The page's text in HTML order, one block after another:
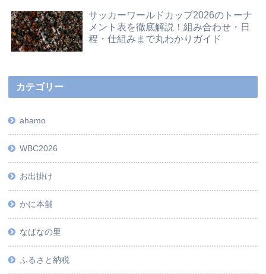
サッカーワールドカップ2026のトーナ
メント表を徹底解説！組み合わせ・日
程・仕組みまで丸わかりガイド
カテゴリー
ahamo
WBC2026
お出掛け
かに本舗
なばなの里
ふるさと納税